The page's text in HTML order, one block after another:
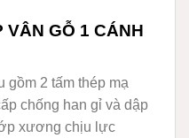
VÂN GỖ 1 CÁNH
gồm 2 tấm thép mạ
chống han gỉ và dập
xương chịu lực